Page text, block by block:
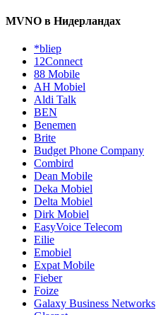
MVNO в Нидерландах
*bliep
12Connect
88 Mobile
AH Mobiel
Aldi Talk
BEN
Benemen
Brite
Budget Phone Company
Combird
Dean Mobile
Deka Mobiel
Delta Mobiel
Dirk Mobiel
EasyVoice Telecom
Eilie
Emobiel
Expat Mobile
Fieber
Foize
Galaxy Business Networks